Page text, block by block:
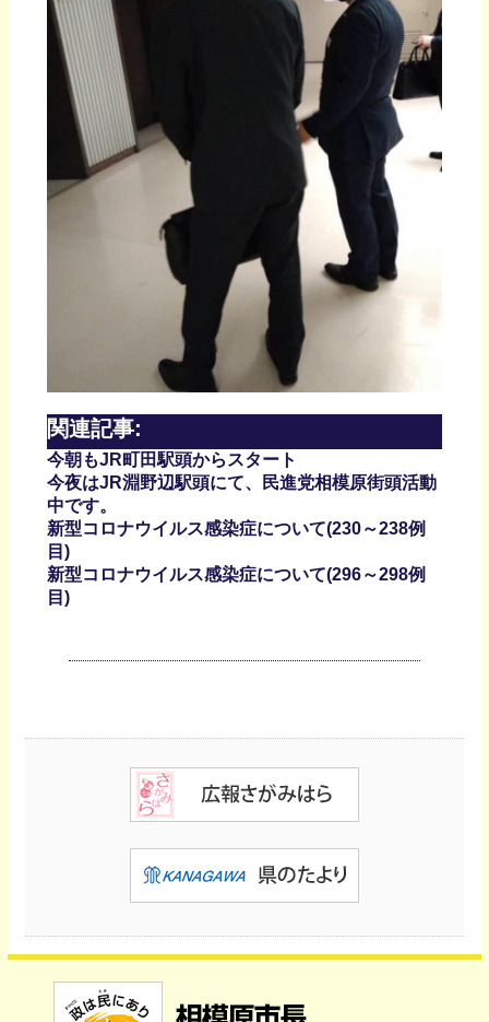
関連記事:
今朝もJR町田駅頭からスタート
今夜はJR淵野辺駅頭にて、民進党相模原街頭活動
中です。
新型コロナウイルス感染症について(230～238例
目)
新型コロナウイルス感染症について(296～298例
目)